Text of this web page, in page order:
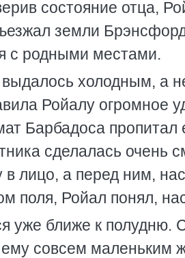
состояние отца,
земли
с родными местами.
холодным, а
Ройалу огромное
Барбадоса пропитал
сделалась очень
лицо, а перед ним,
поля, Ройал понял,
уже ближе к полудню.
ему совсем маленьким